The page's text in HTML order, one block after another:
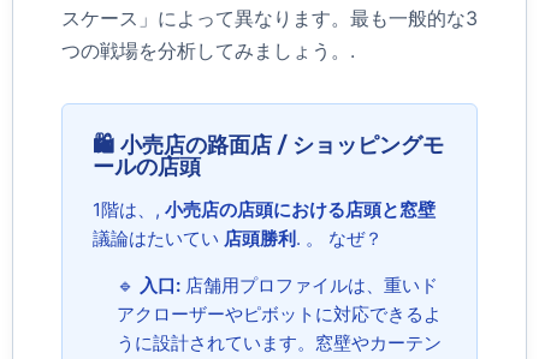
スケース」によって異なります。最も一般的な3
つの戦場を分析してみましょう。.
🛍️ 小売店の路面店 / ショッピングモ
ールの店頭
1階は、, 小売店の店頭における店頭と窓壁
議論はたいてい 店頭勝利 . 。 なぜ？
🔹 入口: 店舗用プロファイルは、重いド
アクローザーやピボットに対応できるよ
うに設計されています。窓壁やカーテン